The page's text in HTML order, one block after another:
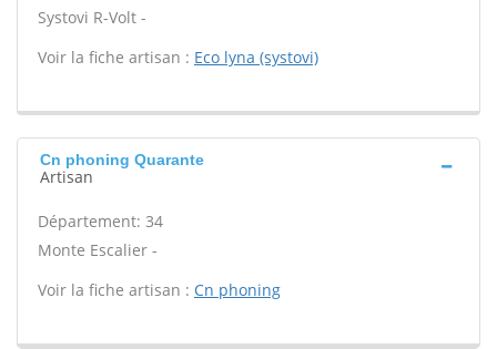
Systovi R-Volt -
Voir la fiche artisan : Eco lyna (systovi)
Cn phoning Quarante
Artisan
Département: 34
Monte Escalier -
Voir la fiche artisan : Cn phoning